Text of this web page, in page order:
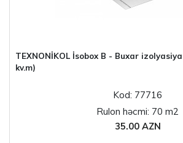
TEXNONİKOL İsobox B - Buxar izolyasiya membranı (70
kv.m)
Kod: 77716
Rulon həcmi: 70 m2
35.00 AZN